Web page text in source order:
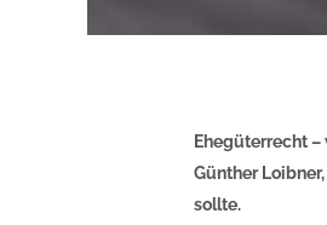
Ehegüterrecht
Günther
sollte.